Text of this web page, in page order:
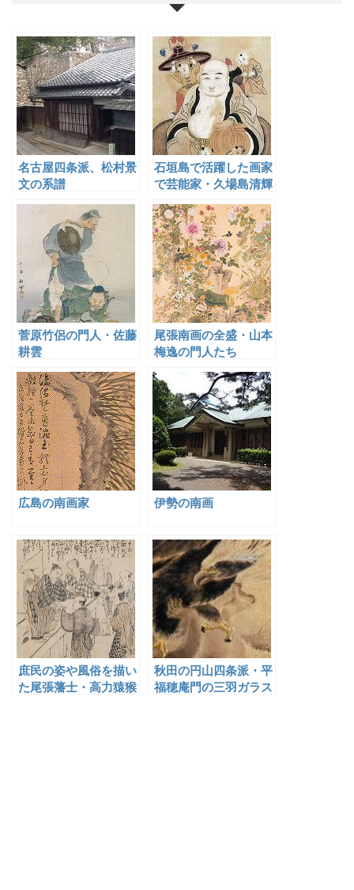
名古屋四条派、松村景
文の系譜
石垣島で活躍した画家
で芸能家・久場島清輝
菅原竹侶の門人・佐藤
耕雲
尾張南画の全盛・山本
梅逸の門人たち
広島の南画家 伊勢の南画
庶民の姿や風俗を描い
た尾張藩士・高力猿猴
秋田の円山四条派・平
福穂庵門の三羽ガラス